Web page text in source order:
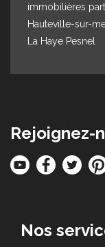
immobilières
Hauteville-sur-
La Haye Pesnel
Rejoignez-
Nos